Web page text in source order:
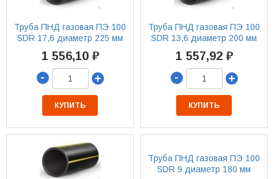
Труба ПНД газовая ПЭ 100
SDR 17,6 диаметр 225 мм
1 556,10 ₽
-
+
КУПИТЬ
Труба ПНД газовая ПЭ 100
SDR 13,6 диаметр 200 мм
1 557,92 ₽
-
+
КУПИТЬ
Труба ПНД газовая ПЭ 100
SDR 9 диаметр 180 мм